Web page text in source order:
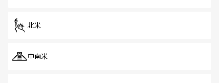
北米
中南米